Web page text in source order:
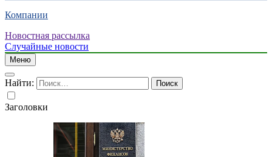
Компании
Новостная рассылка
Случайные новости
Меню
Найти:
Заголовки